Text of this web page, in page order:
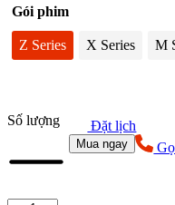
Gói phim
Z Series X Series M
Số lượng
Đặt lịch
Mua ngay